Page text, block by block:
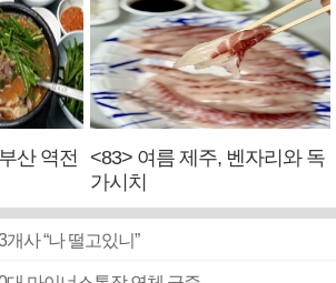
산 역전
<83> 여름 제주, 벤자리와 독
가시치
사 “나 떨고있니”